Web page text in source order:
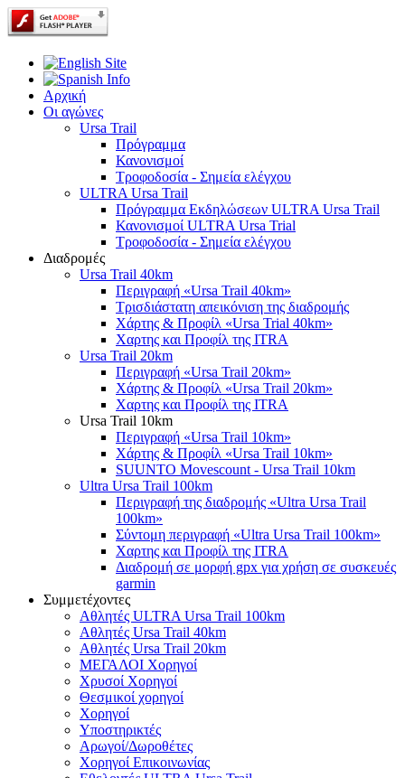
Αρχική
Οι αγώνες
Ursa Trail
Πρόγραμμα
Κανονισμοί
Τροφοδοσία - Σημεία ελέγχου
ULTRA Ursa Trail
Πρόγραμμα Εκδηλώσεων ULTRA Ursa Trail
Κανονισμοί ULTRA Ursa Trial
Τροφοδοσία - Σημεία ελέγχου
Διαδρομές
Ursa Trail 40km
Περιγραφή «Ursa Trail 40km»
Τρισδιάστατη απεικόνιση της διαδρομής
Χάρτης & Προφίλ «Ursa Trial 40km»
Χαρτης και Προφίλ της ITRA
Ursa Trail 20km
Περιγραφή «Ursa Trail 20km»
Χάρτης & Προφίλ «Ursa Trail 20km»
Χαρτης και Προφίλ της ITRA
Ursa Trail 10km
Περιγραφή «Ursa Trail 10km»
Χάρτης & Προφίλ «Ursa Trail 10km»
SUUNTO Movescount - Ursa Trail 10km
Ultra Ursa Trail 100km
Περιγραφή της διαδρομής «Ultra Ursa Trail
100km»
Σύντομη περιγραφή «Ultra Ursa Trail 100km»
Χαρτης και Προφίλ της ITRA
Διαδρομή σε μορφή gpx για χρήση σε συσκευές
garmin
Συμμετέχοντες
Αθλητές ULTRA Ursa Trail 100km
Αθλητές Ursa Trail 40km
Αθλητές Ursa Trail 20km
ΜΕΓΑΛΟΙ Χορηγοί
Χρυσοί Χορηγοί
Θεσμικοί χορηγοί
Χορηγοί
Υποστηρικτές
Αρωγοί/Δωροθέτες
Χορηγοί Επικοινωνίας